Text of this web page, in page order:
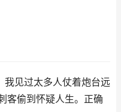
我见过太多人仗着炮台远
客偷到怀疑人生。正确